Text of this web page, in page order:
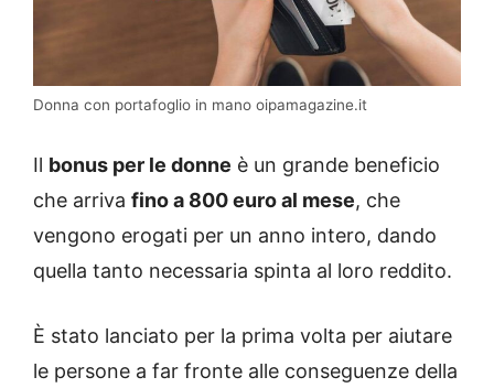
Donna con portafoglio in mano oipamagazine.it
Il bonus per le donne è un grande beneficio
che arriva fino a 800 euro al mese, che
vengono erogati per un anno intero, dando
quella tanto necessaria spinta al loro reddito.
È stato lanciato per la prima volta per aiutare
le persone a far fronte alle conseguenze della